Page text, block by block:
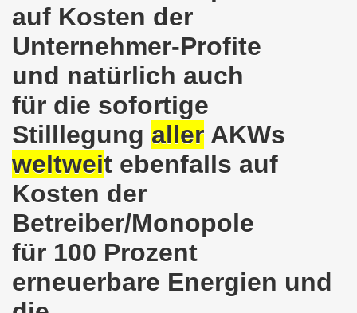
auf Kosten der
Unternehmer-Profite
und natürlich auch
für die sofortige
Stilllegung aller AKWs
weltweit ebenfalls auf
Kosten der
Betreiber/Monopole
für 100 Prozent
erneuerbare Energien und
ist bereit seit dem 22.08.2022 zu kämpfen
ruft auf am 22.08.2022 zum Protest und
Montagsdemo-Bewegung: Stärken wir
feierte am 11.07.2022 das 750. Jubiläum der
751. Gelsenkirchener Montagsdemo-Bewegung auf
gegen Inflation, gegen Armut und gegen die
mit bis zu etwa ca. 1.500 Teilnehmerinnen
Montagsdemo-Bewegung am 23.05.2022 - stärken wir
mich aktiv am 01.05.2022 im Zeichen des Kampfes